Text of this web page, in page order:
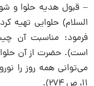
– قبول هدیه حلوا و
السلام) حلوایی تهیه
فرمود: مناسبت آن
است). حضرت از آن
می‌توانی همه روز را